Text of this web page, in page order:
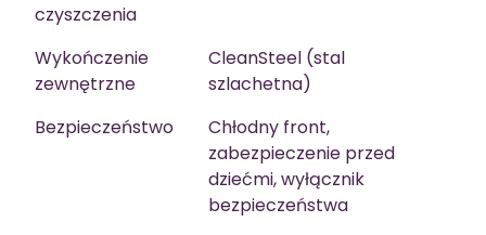
czyszczenia
Wykończenie
zewnętrzne
CleanSteel (stal
szlachetna)
Bezpieczeństwo
Chłodny front,
zabezpieczenie przed
dziećmi, wyłącznik
bezpieczeństwa